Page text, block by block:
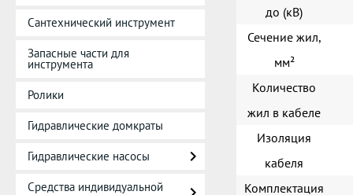
Сантехнический инструмент
Запасные части для
инструмента
Ролики
Гидравлические домкраты
Гидравлические насосы
Средства индивидуальной
до (кВ)
Сечение жил,
мм²
Количество
жил в кабеле
Изоляция
кабеля
Комплектация